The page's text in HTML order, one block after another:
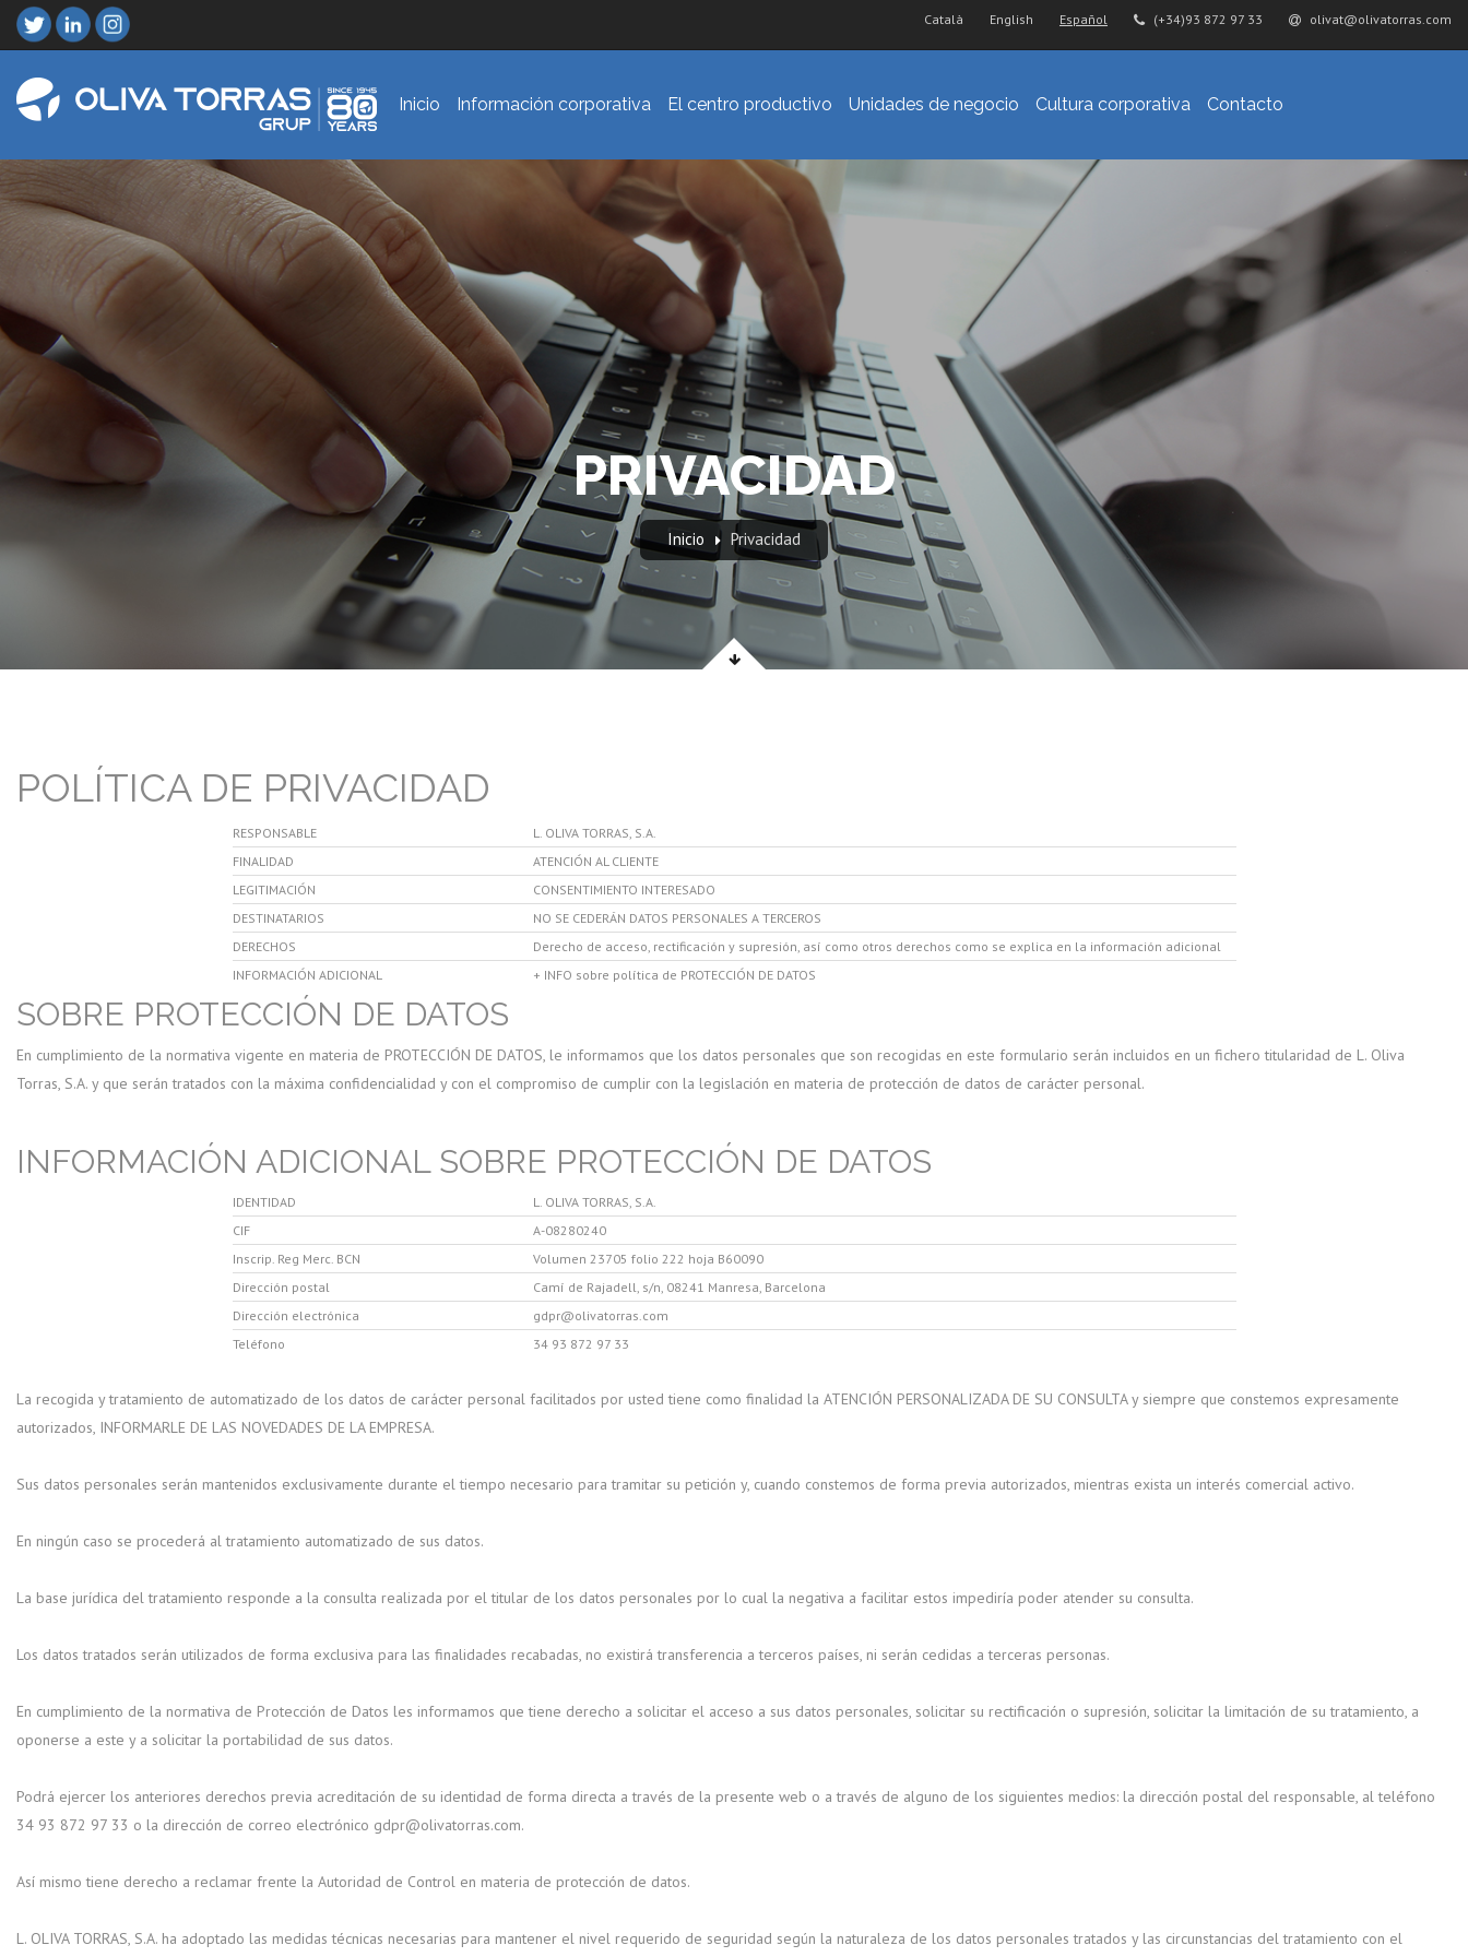
Català English Español (+34)93 872 97 33 olivat@olivatorras.com
Inicio Información corporativa El centro productivo Unidades de negocio Cultura corporativa Contacto
PRIVACIDAD
Inicio Privacidad
POLÍTICA DE PRIVACIDAD
RESPONSABLE
L. OLIVA TORRAS, S.A.
FINALIDAD
ATENCIÓN AL CLIENTE
LEGITIMACIÓN
CONSENTIMIENTO INTERESADO
DESTINATARIOS
NO SE CEDERÁN DATOS PERSONALES A TERCEROS
DERECHOS
Derecho de acceso, rectificación y supresión, así como otros derechos como se explica en la información adicional
INFORMACIÓN ADICIONAL
+ INFO sobre política de PROTECCIÓN DE DATOS
SOBRE PROTECCIÓN DE DATOS
En cumplimiento de la normativa vigente en materia de PROTECCIÓN DE DATOS, le informamos que los datos personales que son recogidas en este formulario serán incluidos en un fichero titularidad de L. Oliva
Torras, S.A. y que serán tratados con la máxima confidencialidad y con el compromiso de cumplir con la legislación en materia de protección de datos de carácter personal.
INFORMACIÓN ADICIONAL SOBRE PROTECCIÓN DE DATOS
IDENTIDAD
L. OLIVA TORRAS, S.A.
CIF
A-08280240
Inscrip. Reg Merc. BCN
Volumen 23705 folio 222 hoja B60090
Dirección postal
Camí de Rajadell, s/n, 08241 Manresa, Barcelona
Dirección electrónica
gdpr@olivatorras.com
Teléfono
34 93 872 97 33
La recogida y tratamiento de automatizado de los datos de carácter personal facilitados por usted tiene como finalidad la ATENCIÓN PERSONALIZADA DE SU CONSULTA y siempre que constemos expresamente
autorizados, INFORMARLE DE LAS NOVEDADES DE LA EMPRESA.
Sus datos personales serán mantenidos exclusivamente durante el tiempo necesario para tramitar su petición y, cuando constemos de forma previa autorizados, mientras exista un interés comercial activo.
En ningún caso se procederá al tratamiento automatizado de sus datos.
La base jurídica del tratamiento responde a la consulta realizada por el titular de los datos personales por lo cual la negativa a facilitar estos impediría poder atender su consulta.
Los datos tratados serán utilizados de forma exclusiva para las finalidades recabadas, no existirá transferencia a terceros países, ni serán cedidas a terceras personas.
En cumplimiento de la normativa de Protección de Datos les informamos que tiene derecho a solicitar el acceso a sus datos personales, solicitar su rectificación o supresión, solicitar la limitación de su tratamiento, a
oponerse a este y a solicitar la portabilidad de sus datos.
Podrá ejercer los anteriores derechos previa acreditación de su identidad de forma directa a través de la presente web o a través de alguno de los siguientes medios: la dirección postal del responsable, al teléfono
34 93 872 97 33 o la dirección de correo electrónico gdpr@olivatorras.com.
Así mismo tiene derecho a reclamar frente la Autoridad de Control en materia de protección de datos.
L. OLIVA TORRAS, S.A. ha adoptado las medidas técnicas necesarias para mantener el nivel requerido de seguridad según la naturaleza de los datos personales tratados y las circunstancias del tratamiento con el